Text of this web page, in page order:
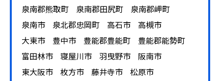
泉南郡熊取町
泉南郡田尻町
泉南郡岬町
泉南市
泉北郡忠岡町 高石市
高槻市
大東市
豊中市 豊能郡豊能町
豊能郡能勢町
富田林市
寝屋川市 羽曳野市
阪南市
東大阪市
枚方市 藤井寺市
松原市